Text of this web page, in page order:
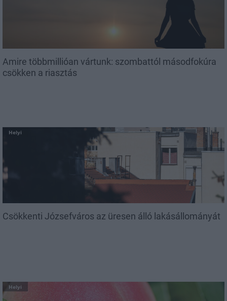
Amire többmillióan vártunk: szombattól másodfokúra
csökken a riasztás
Helyi
Csökkenti Józsefváros az üresen álló lakásállományát
Helyi